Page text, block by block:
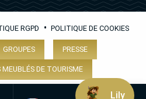
RGPD • POLITIQUE DE COOKIES
GROUPES PRESSE
DE TOURISME
Lily